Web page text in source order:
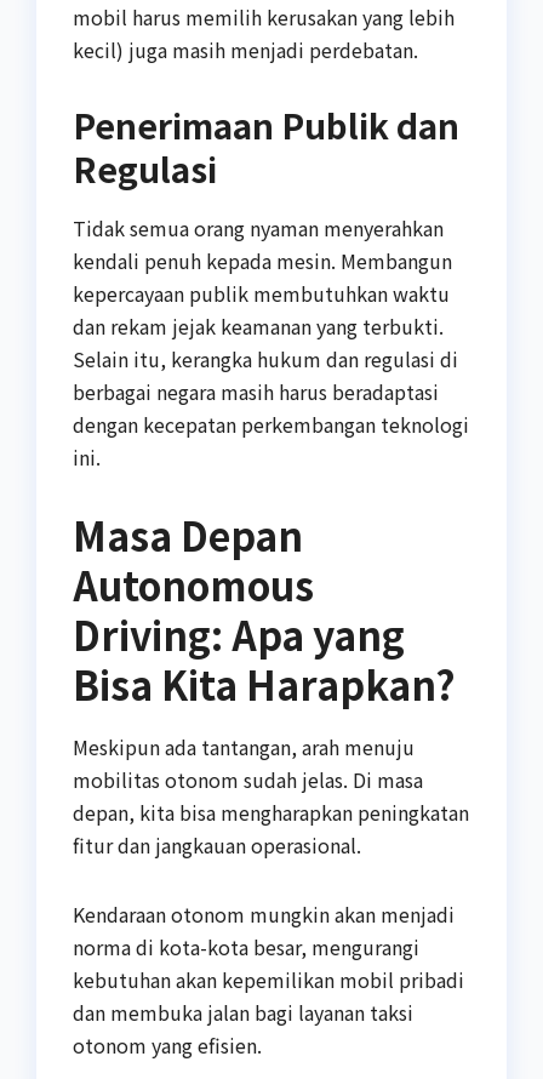
mobil harus memilih kerusakan yang lebih
kecil) juga masih menjadi perdebatan.
Penerimaan Publik dan
Regulasi
Tidak semua orang nyaman menyerahkan
kendali penuh kepada mesin. Membangun
kepercayaan publik membutuhkan waktu
dan rekam jejak keamanan yang terbukti.
Selain itu, kerangka hukum dan regulasi di
berbagai negara masih harus beradaptasi
dengan kecepatan perkembangan teknologi
ini.
Masa Depan
Autonomous
Driving: Apa yang
Bisa Kita Harapkan?
Meskipun ada tantangan, arah menuju
mobilitas otonom sudah jelas. Di masa
depan, kita bisa mengharapkan peningkatan
fitur dan jangkauan operasional.
Kendaraan otonom mungkin akan menjadi
norma di kota-kota besar, mengurangi
kebutuhan akan kepemilikan mobil pribadi
dan membuka jalan bagi layanan taksi
otonom yang efisien.